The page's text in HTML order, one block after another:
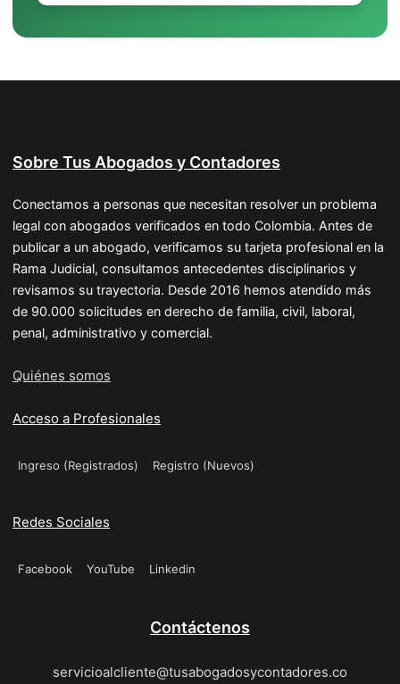
Sobre Tus Abogados y Contadores
Conectamos a personas que necesitan resolver un problema
legal con abogados verificados en todo Colombia. Antes de
publicar a un abogado, verificamos su tarjeta profesional en la
Rama Judicial, consultamos antecedentes disciplinarios y
revisamos su trayectoria. Desde 2016 hemos atendido más
de 90.000 solicitudes en derecho de familia, civil, laboral,
penal, administrativo y comercial.
Quiénes somos
Acceso a Profesionales
Ingreso (Registrados) Registro (Nuevos)
Redes Sociales
Facebook YouTube Linkedin
Contáctenos
servicioalcliente@tusabogadosycontadores.co